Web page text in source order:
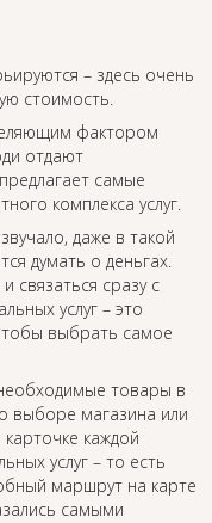
– здесь очень
стоимость.
фактором
отдают
самые
комплекса услуг.
даже в такой
думать о деньгах.
сразу с
услуг – это
выбрать самое
товары в
выборе магазина или
каждой
услуг – то есть
маршрут на карте
самыми